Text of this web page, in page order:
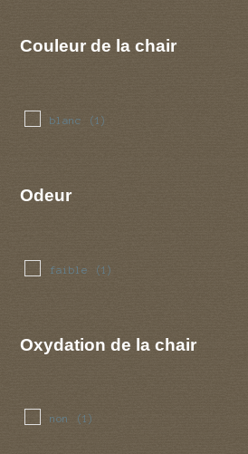
Couleur de la chair
blanc (1)
Odeur
faible (1)
Oxydation de la chair
non (1)